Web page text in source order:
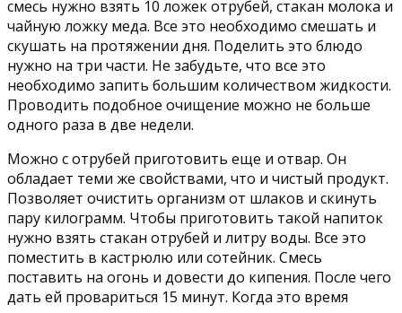
смесь нужно взять 10 ложек отрубей, стакан молока и
чайную ложку меда. Все это необходимо смешать и
скушать на протяжении дня. Поделить это блюдо
нужно на три части. Не забудьте, что все это
необходимо запить большим количеством жидкости.
Проводить подобное очищение можно не больше
одного раза в две недели.
Можно с отрубей приготовить еще и отвар. Он
обладает теми же свойствами, что и чистый продукт.
Позволяет очистить организм от шлаков и скинуть
пару килограмм. Чтобы приготовить такой напиток
нужно взять стакан отрубей и литру воды. Все это
поместить в кастрюлю или сотейник. Смесь
поставить на огонь и довести до кипения. После чего
дать ей провариться 15 минут. Когда это время